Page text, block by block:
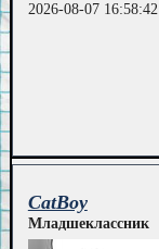
2026-08-07 16:58:42
CatBoy
Младшеклассник